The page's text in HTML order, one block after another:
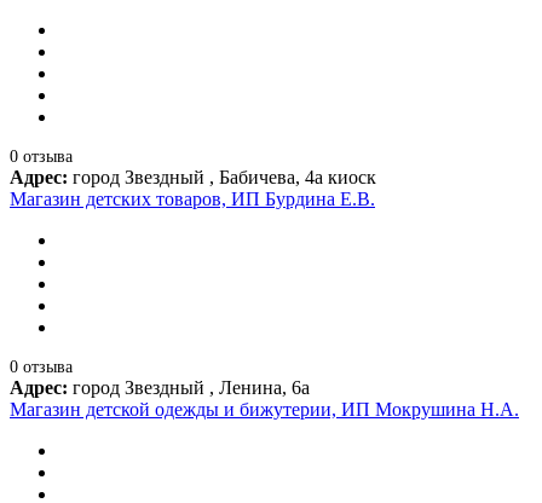
0 отзыва
Адрес: город Звездный , Бабичева, 4а киоск
Магазин детских товаров, ИП Бурдина Е.В.
0 отзыва
Адрес: город Звездный , Ленина, 6а
Магазин детской одежды и бижутерии, ИП Мокрушина Н.А.